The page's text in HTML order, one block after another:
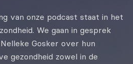
van onze podcast staat in het
We gaan in gesprek
Gosker over hun
gezondheid zowel in de